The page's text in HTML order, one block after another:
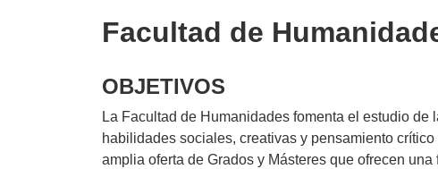
Facultad de
OBJETIVOS
La Facultad de Humanidades fomenta el estudio
habilidades sociales, creativas y pensamiento
amplia oferta de Grados y Másteres que ofrecen